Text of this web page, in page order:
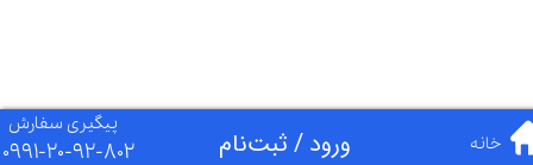
ورود/ثبت‌نام
پیگیری سفارش
خانه​​​​​​​ 0991-20-92-802